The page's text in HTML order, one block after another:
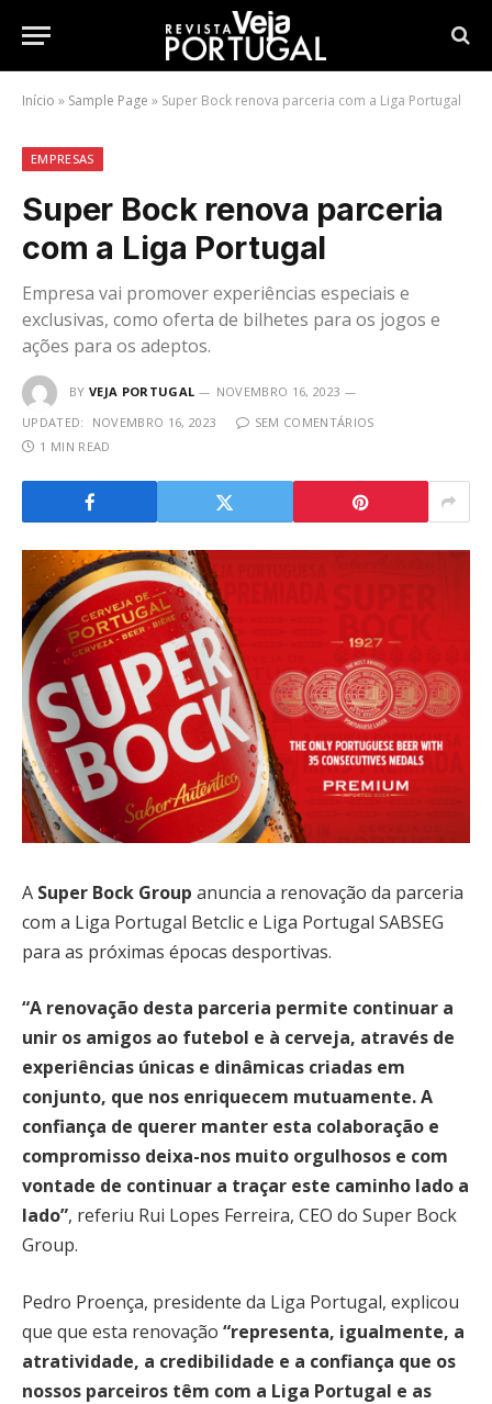
Início » Sample Page » Super Bock renova parceria com a Liga Portugal
EMPRESAS
Super Bock renova parceria
com a Liga Portugal
Empresa vai promover experiências especiais e
exclusivas, como oferta de bilhetes para os jogos e
ações para os adeptos.
BY VEJA PORTUGAL
NOVEMBRO 16, 2023
UPDATED:
NOVEMBRO 16, 2023
SEM COMENTÁRIOS
1 MIN READ
A Super Bock Group anuncia a renovação da parceria
com a Liga Portugal Betclic e Liga Portugal SABSEG
para as próximas épocas desportivas.
“A renovação desta parceria permite continuar a
unir os amigos ao futebol e à cerveja, através de
experiências únicas e dinâmicas criadas em
conjunto, que nos enriquecem mutuamente. A
confiança de querer manter esta colaboração e
compromisso deixa-nos muito orgulhosos e com
vontade de continuar a traçar este caminho lado a
lado”, referiu Rui Lopes Ferreira, CEO do Super Bock
Group.
Pedro Proença, presidente da Liga Portugal, explicou
que que esta renovação “representa, igualmente, a
atratividade, a credibilidade e a confiança que os
nossos parceiros têm com a Liga Portugal e as